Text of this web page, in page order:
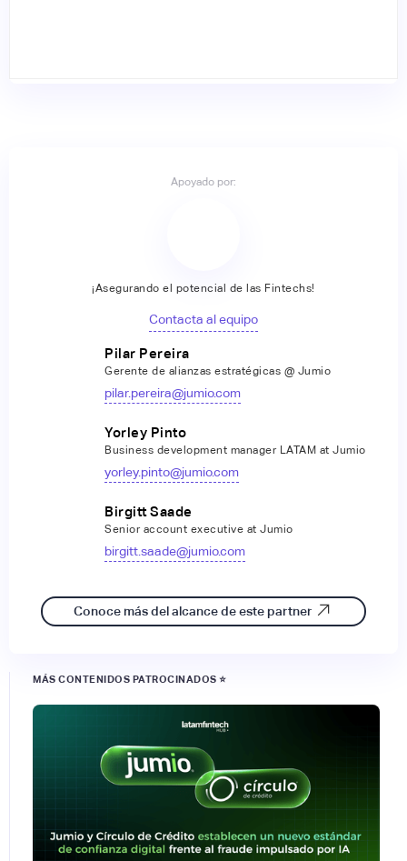
Apoyado por:
¡Asegurando el potencial de las Fintechs!
Contacta al equipo
Pilar Pereira
Gerente de alianzas estratégicas @ Jumio
pilar.pereira@jumio.com
Yorley Pinto
Business development manager LATAM at Jumio
yorley.pinto@jumio.com
Birgitt Saade
Senior account executive at Jumio
birgitt.saade@jumio.com
Conoce más del alcance de este partner
MÁS CONTENIDOS PATROCINADOS ⭐